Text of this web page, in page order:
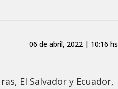
06 de abril, 2022 | 10:16 hs
El Salvador y Ecuador,